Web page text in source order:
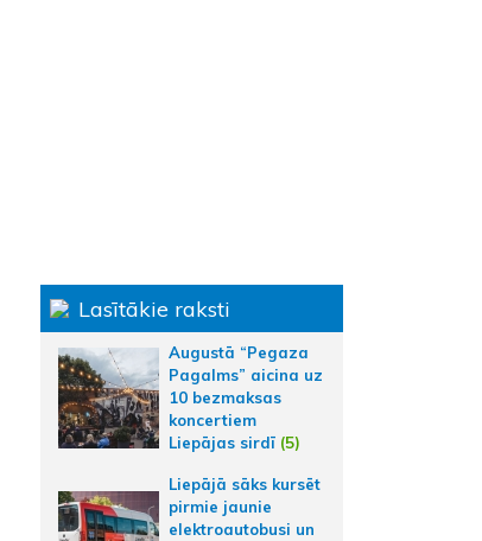
Lasītākie raksti
Augustā “Pegaza
Pagalms” aicina uz
10 bezmaksas
koncertiem
Liepājas sirdī (5)
Liepājā sāks kursēt
pirmie jaunie
elektroautobusi un